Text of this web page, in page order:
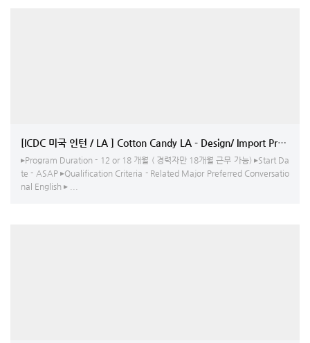
[ICDC 미국 인턴 / LA ] Cotton Candy LA -
▸Program Duration - 12 or 18 개월 ( 경력자만 18개월 근무 가능) ▸Start Da
te - ASAP ▸Qualification Criteria - Related Major Preferred Conversatio
nal English ▸ ...